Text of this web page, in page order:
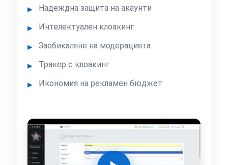
Надеждна защита на акаунти
Интелектуален клоакинг
Заобикаляне на модерацията
Тракер с клоакинг
Икономия на рекламен бюджет